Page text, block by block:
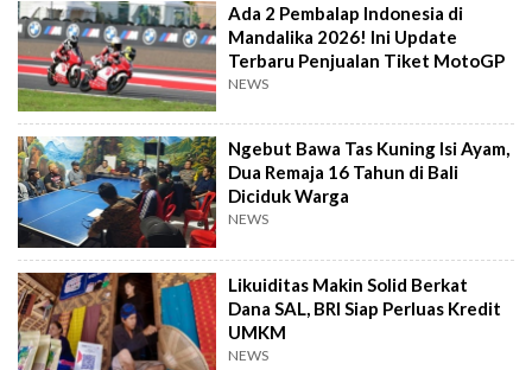
Ada 2 Pembalap Indonesia di
Mandalika 2026! Ini Update
Terbaru Penjualan Tiket MotoGP
NEWS
Ngebut Bawa Tas Kuning Isi Ayam,
Dua Remaja 16 Tahun di Bali
Diciduk Warga
NEWS
Likuiditas Makin Solid Berkat
Dana SAL, BRI Siap Perluas Kredit
UMKM
NEWS